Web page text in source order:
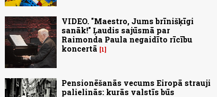
VIDEO. "Maestro, Jums brīnišķīgi
sanāk!" Ļaudis sajūsmā par
Raimonda Paula negaidīto rīcību
koncertā
1
Pensionēšanās vecums Eiropā strauji
palielinās: kurās valstīs būs